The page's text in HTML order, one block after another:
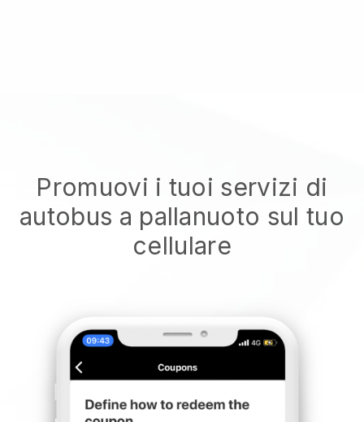
Promuovi i tuoi servizi di
autobus a pallanuoto sul tuo
cellulare